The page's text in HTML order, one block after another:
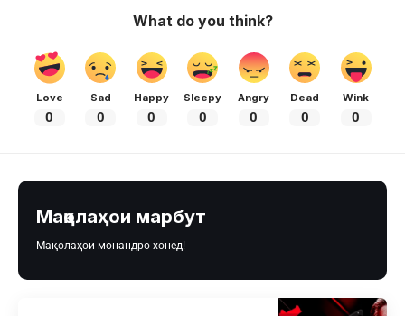
What do you think?
Love
0
Sad
0
Happy
0
Sleepy
0
Angry
0
Dead
0
Wink
0
Мақолаҳои марбут
Мақолаҳои монандро хонед!